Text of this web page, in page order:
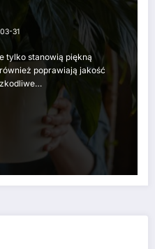
31
tylko stanowią piękną
poprawiają jakość